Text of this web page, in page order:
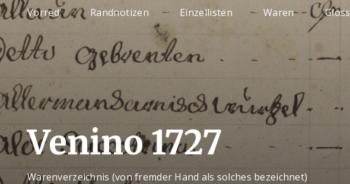
Vorred Randnotizen Einzellisten Waren
Venino 1727
Warenverzeichnis (von fremder Hand als solches bezeichnet)